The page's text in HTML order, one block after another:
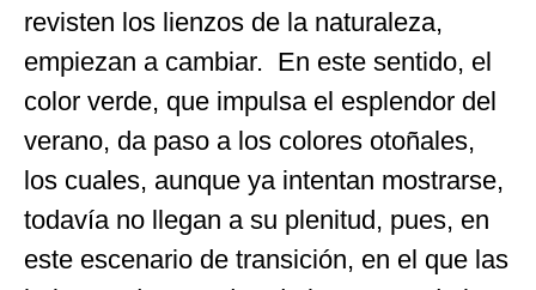
revisten los lienzos de la naturaleza,
empiezan a cambiar. En este sentido, el
color verde, que impulsa el esplendor del
verano, da paso a los colores otoñales,
los cuales, aunque ya intentan mostrarse,
todavía no llegan a su plenitud, pues, en
este escenario de transición, en el que las